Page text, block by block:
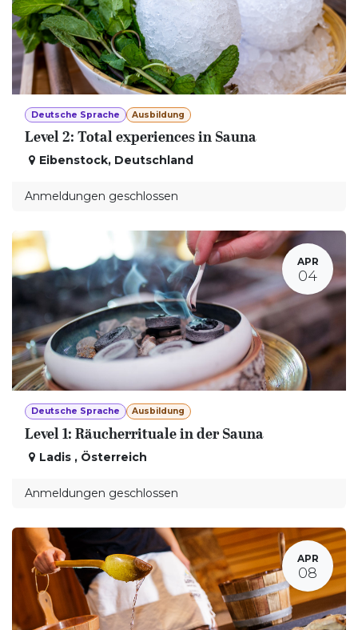
Deutsche Sprache Ausbildung
Level 2: Total experiences in Sauna
Eibenstock, Deutschland
Anmeldungen geschlossen
APR
04
Deutsche Sprache Ausbildung
Level 1: Räucherrituale in der Sauna
Ladis , Österreich
Anmeldungen geschlossen
APR
08